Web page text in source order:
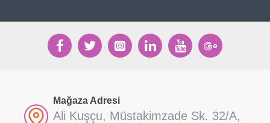
Mağaza Adresi
Ali Kuşçu, Müstakimzade Sk. 32/A,